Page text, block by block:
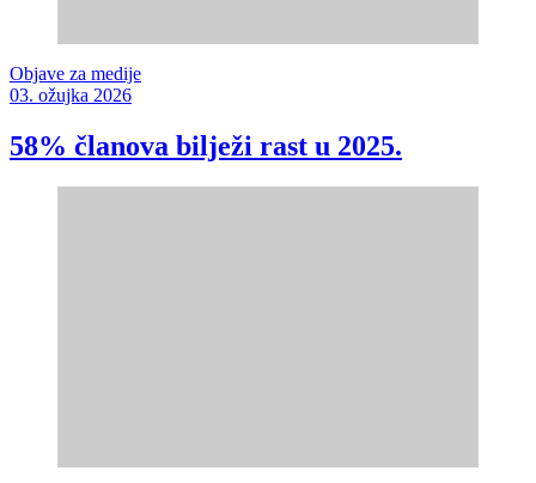
Objave za medije
03. ožujka 2026
58% članova bilježi rast u 2025.